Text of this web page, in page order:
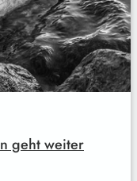
geht weiter